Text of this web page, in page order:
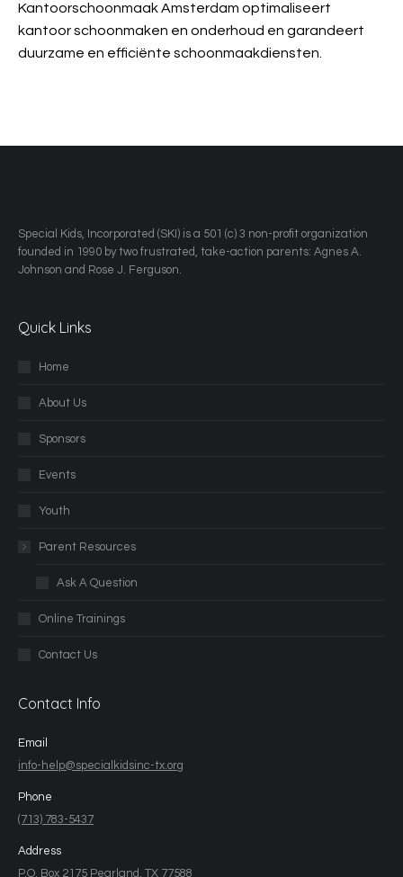
Kantoorschoonmaak Amsterdam optimaliseert
kantoor schoonmaken en onderhoud en garandeert
duurzame en efficiënte schoonmaakdiensten.
​Special Kids, Incorporated (SKI) is a 501 (c) 3 non-profit organization
founded in 1990 by two frustrated, take-action parents: Agnes A.
Johnson and Rose J. Ferguson.
Quick Links
Home
About Us
Sponsors
Events
Youth
Parent Resources
Ask A Question
Online Trainings
Contact Us
Contact Info
Email
info-help@specialkidsinc-tx.org
Phone
(713) 783-5437
Address
P.O. Box 2175 Pearland, TX 77588